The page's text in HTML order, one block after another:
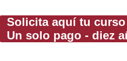
Solicita aquí tu curso
Un solo pago - diez